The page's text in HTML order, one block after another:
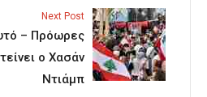
Next Post
– Πρόωρες
ο Χασάν
Ντιάμπ